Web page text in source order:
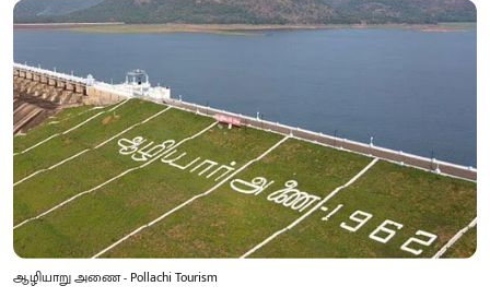
ஆழியாறு அணை - Pollachi Tourism